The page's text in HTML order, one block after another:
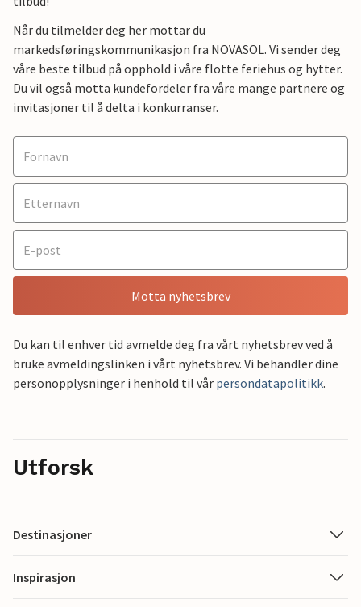
Når du tilmelder deg her mottar du
markedsføringskommunikasjon fra NOVASOL. Vi sender deg
våre beste tilbud på opphold i våre flotte feriehus og hytter.
Du vil også motta kundefordeler fra våre mange partnere og
invitasjoner til å delta i konkurranser.
Motta nyhetsbrev
Du kan til enhver tid avmelde deg fra vårt nyhetsbrev ved å
bruke avmeldingslinken i vårt nyhetsbrev. Vi behandler dine
personopplysninger i henhold til vår persondatapolitikk.
Utforsk
Destinasjoner
Inspirasjon